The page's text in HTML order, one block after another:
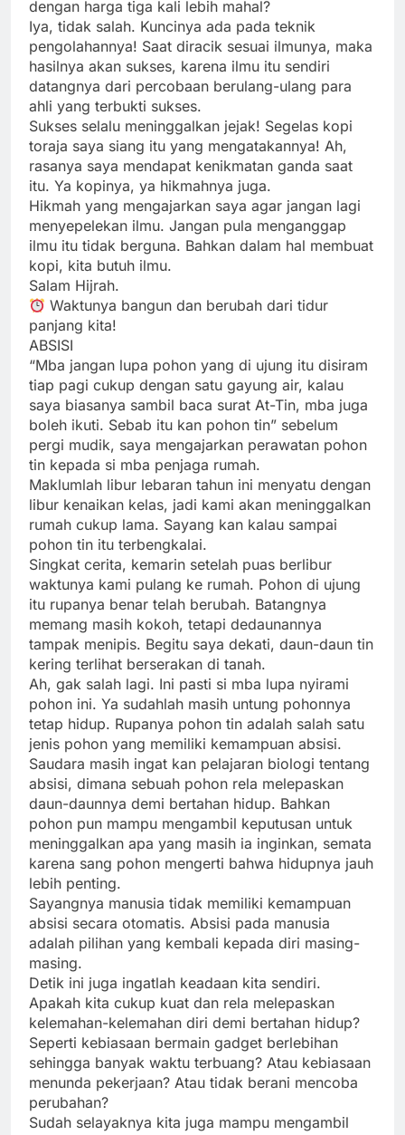
dengan harga tiga kali lebih mahal?
Iya, tidak salah. Kuncinya ada pada teknik
pengolahannya! Saat diracik sesuai ilmunya, maka
hasilnya akan sukses, karena ilmu itu sendiri
datangnya dari percobaan berulang-ulang para
ahli yang terbukti sukses.
Sukses selalu meninggalkan jejak! Segelas kopi
toraja saya siang itu yang mengatakannya! Ah,
rasanya saya mendapat kenikmatan ganda saat
itu. Ya kopinya, ya hikmahnya juga.
Hikmah yang mengajarkan saya agar jangan lagi
menyepelekan ilmu. Jangan pula menganggap
ilmu itu tidak berguna. Bahkan dalam hal membuat
kopi, kita butuh ilmu.
Salam Hijrah.
Waktunya bangun dan berubah dari tidur
panjang kita!
ABSISI
“Mba jangan lupa pohon yang di ujung itu disiram
tiap pagi cukup dengan satu gayung air, kalau
saya biasanya sambil baca surat At-Tin, mba juga
boleh ikuti. Sebab itu kan pohon tin” sebelum
pergi mudik, saya mengajarkan perawatan pohon
tin kepada si mba penjaga rumah.
Maklumlah libur lebaran tahun ini menyatu dengan
libur kenaikan kelas, jadi kami akan meninggalkan
rumah cukup lama. Sayang kan kalau sampai
pohon tin itu terbengkalai.
Singkat cerita, kemarin setelah puas berlibur
waktunya kami pulang ke rumah. Pohon di ujung
itu rupanya benar telah berubah. Batangnya
memang masih kokoh, tetapi dedaunannya
tampak menipis. Begitu saya dekati, daun-daun tin
kering terlihat berserakan di tanah.
Ah, gak salah lagi. Ini pasti si mba lupa nyirami
pohon ini. Ya sudahlah masih untung pohonnya
tetap hidup. Rupanya pohon tin adalah salah satu
jenis pohon yang memiliki kemampuan absisi.
Saudara masih ingat kan pelajaran biologi tentang
absisi, dimana sebuah pohon rela melepaskan
daun-daunnya demi bertahan hidup. Bahkan
pohon pun mampu mengambil keputusan untuk
meninggalkan apa yang masih ia inginkan, semata
karena sang pohon mengerti bahwa hidupnya jauh
lebih penting.
Sayangnya manusia tidak memiliki kemampuan
absisi secara otomatis. Absisi pada manusia
adalah pilihan yang kembali kepada diri masing-
masing.
Detik ini juga ingatlah keadaan kita sendiri.
Apakah kita cukup kuat dan rela melepaskan
kelemahan-kelemahan diri demi bertahan hidup?
Seperti kebiasaan bermain gadget berlebihan
sehingga banyak waktu terbuang? Atau kebiasaan
menunda pekerjaan? Atau tidak berani mencoba
perubahan?
Sudah selayaknya kita juga mampu mengambil